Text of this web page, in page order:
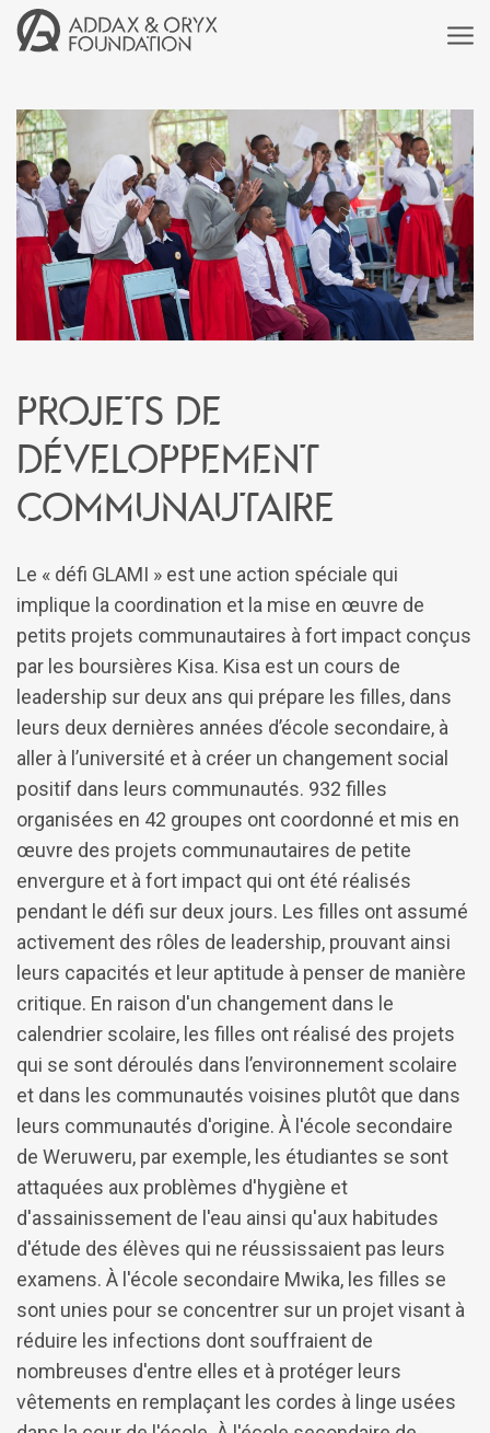
Projets de
développement
communautaire
Le « défi GLAMI » est une action spéciale qui
implique la coordination et la mise en œuvre de
petits projets communautaires à fort impact conçus
par les boursières Kisa. Kisa est un cours de
leadership sur deux ans qui prépare les filles, dans
leurs deux dernières années d’école secondaire, à
aller à l’université et à créer un changement social
positif dans leurs communautés. 932 filles
organisées en 42 groupes ont coordonné et mis en
œuvre des projets communautaires de petite
envergure et à fort impact qui ont été réalisés
pendant le défi sur deux jours. Les filles ont assumé
activement des rôles de leadership, prouvant ainsi
leurs capacités et leur aptitude à penser de manière
critique. En raison d'un changement dans le
calendrier scolaire, les filles ont réalisé des projets
qui se sont déroulés dans l’environnement scolaire
et dans les communautés voisines plutôt que dans
leurs communautés d'origine. À l'école secondaire
de Weruweru, par exemple, les étudiantes se sont
attaquées aux problèmes d'hygiène et
d'assainissement de l'eau ainsi qu'aux habitudes
d'étude des élèves qui ne réussissaient pas leurs
examens. À l'école secondaire Mwika, les filles se
sont unies pour se concentrer sur un projet visant à
réduire les infections dont souffraient de
nombreuses d'entre elles et à protéger leurs
vêtements en remplaçant les cordes à linge usées